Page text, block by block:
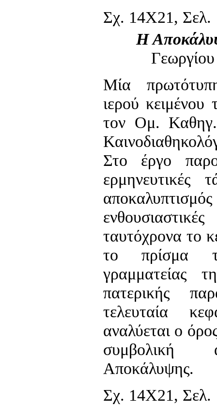
Σχ. 14Χ21, Σελ.
Η
Μία
ιερού
τον Ομ. Καθηγ.
Στο έργο
ερμηνευτικές
ταυτόχρονα το
το πρίσμα
γραμματείας
πατερικής
τελευταία
αναλύεται ο
συμβολική
Αποκάλυψης.
Σχ. 14Χ21, Σελ.